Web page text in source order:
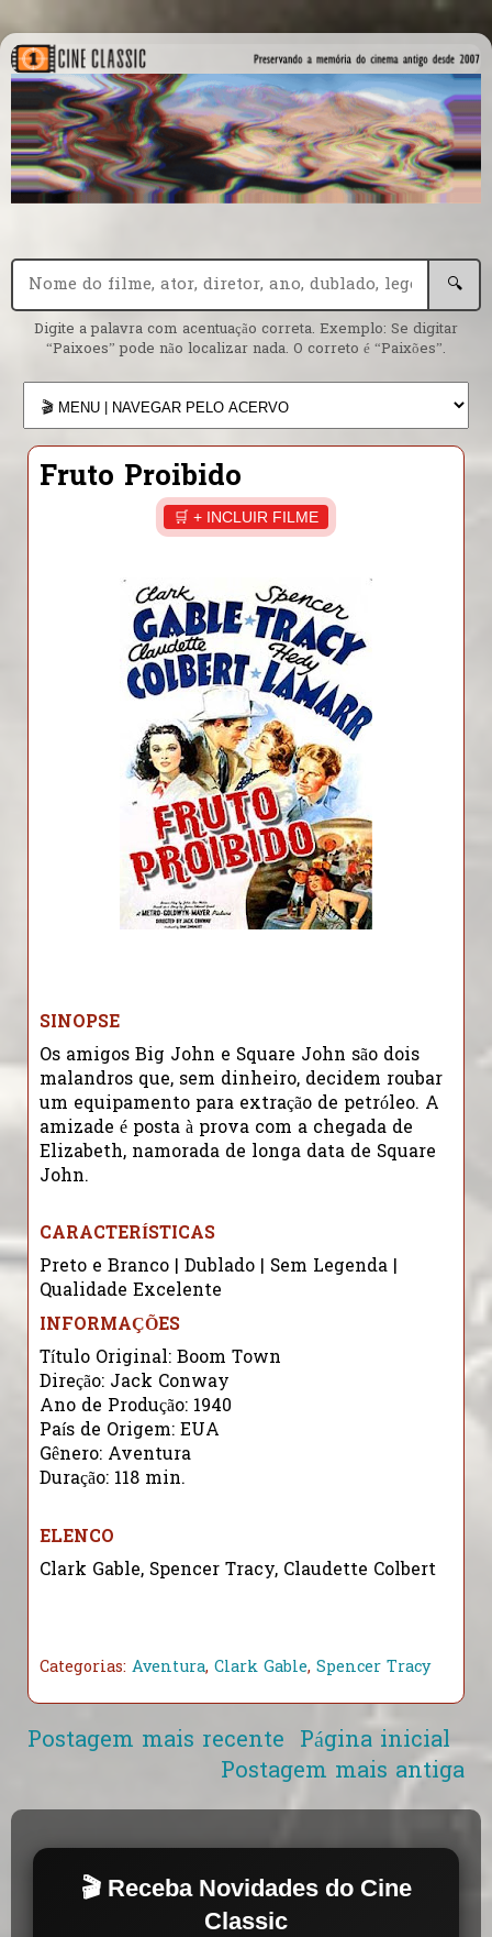
🔍
Digite a palavra com acentuação correta. Exemplo: Se digitar
“Paixoes” pode não localizar nada. O correto é “Paixões”.
Fruto Proibido
🛒 + INCLUIR FILME
SINOPSE
Os amigos Big John e Square John são dois
malandros que, sem dinheiro, decidem roubar
um equipamento para extração de petróleo. A
amizade é posta à prova com a chegada de
Elizabeth, namorada de longa data de Square
John.
CARACTERÍSTICAS
Preto e Branco | Dublado | Sem Legenda |
Qualidade Excelente
INFORMAÇÕES
Título Original: Boom Town
Direção: Jack Conway
Ano de Produção: 1940
País de Origem: EUA
Gênero: Aventura
Duração: 118 min.
ELENCO
Clark Gable, Spencer Tracy, Claudette Colbert
Categorias: Aventura, Clark Gable, Spencer Tracy
Postagem mais recente
Postagem mais antiga
Página inicial
🎬 Receba Novidades do Cine
Classic